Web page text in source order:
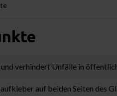
verhindert Unfälle in
auf beiden Seiten des